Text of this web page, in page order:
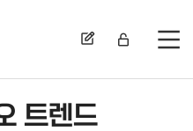
전
트렌드